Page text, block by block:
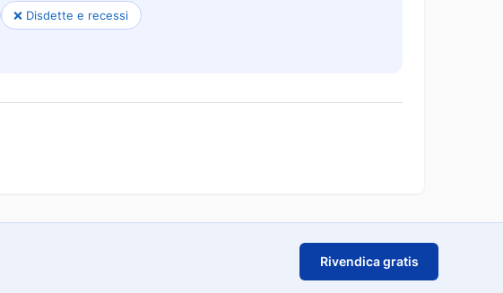
❌ Disdette e recessi
Rivendica gratis